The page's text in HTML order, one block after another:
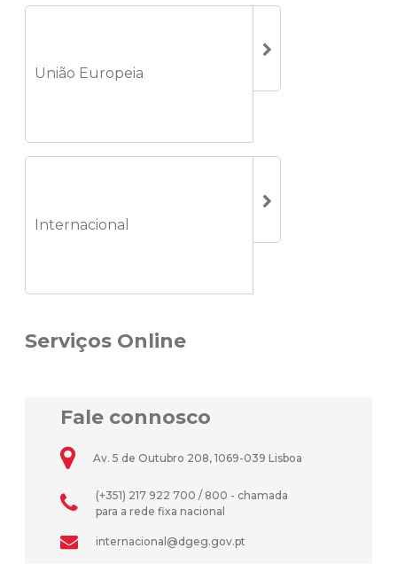
União Europeia
Internacional
Serviços Online
Fale connosco
Av. 5 de Outubro 208, 1069-039 Lisboa
(+351) 217 922 700 / 800 - chamada
para a rede fixa nacional
internacional@dgeg.gov.pt